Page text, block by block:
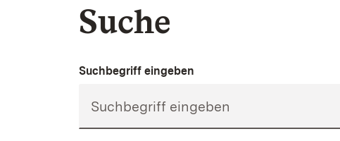
Suche
Suchbegriff eingeben